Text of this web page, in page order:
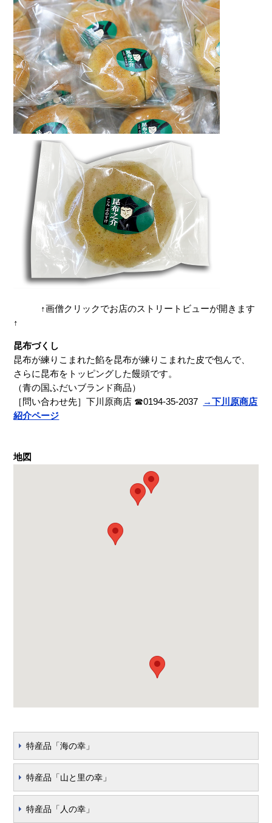
↑画僧クリックでお店のストリートビューが開きます
↑
昆布づくし
昆布が練りこまれた餡を昆布が練りこまれた皮で包んで、
さらに昆布をトッピングした饅頭です。
（青の国ふだいブランド商品）
［問い合わせ先］下川原商店 ☎0194-35-2037
→下川原商店
紹介ページ
地図
特産品「海の幸」
特産品「山と里の幸」
特産品「人の幸」